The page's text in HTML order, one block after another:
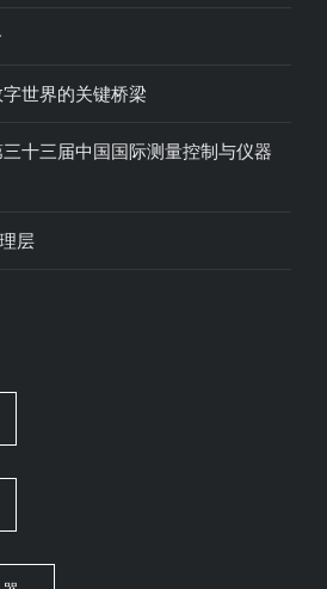
世界的关键桥梁
十三届中国国际测量控制与仪器
层